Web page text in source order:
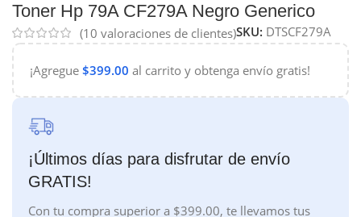
Toner Hp 79A CF279A Negro Generico
(10 valoraciones de clientes)SKU: DTSCF279A
¡Agregue$399.00 al carrito y obtenga envío gratis!
¡Últimos días para disfrutar de envío
GRATIS!
Con tu compra superior a $399.00, te llevamos tus